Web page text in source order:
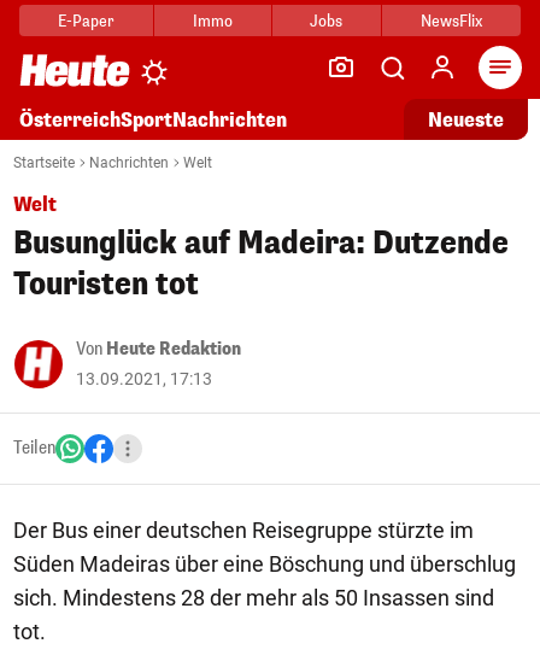
E-Paper Immo Jobs NewsFlix
ÖsterreichSportNachrichten Neueste
Startseite Nachrichten Welt
Welt
Busunglück auf Madeira: Dutzende
Touristen tot
Von Heute Redaktion
13.09.2021, 17:13
Teilen
Der Bus einer deutschen Reisegruppe stürzte im
Süden Madeiras über eine Böschung und überschlug
sich. Mindestens 28 der mehr als 50 Insassen sind
tot.